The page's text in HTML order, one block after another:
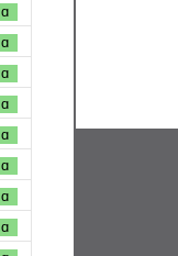
ɑ
ɑ
ɑ
ɑ
ɑ
ɑ
ɑ
ɑ